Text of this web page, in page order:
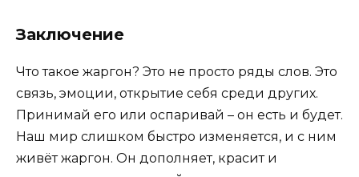
Заключение
Что такое жаргон? Это не просто ряды слов. Это
связь, эмоции, открытие себя среди других.
Принимай его или оспаривай – он есть и будет.
Наш мир слишком быстро изменяется, и с ним
живёт жаргон. Он дополняет, красит и